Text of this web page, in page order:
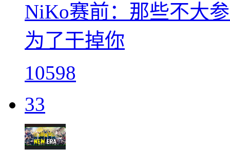
NiKo赛前：那些不大
为了干掉你
10598
33